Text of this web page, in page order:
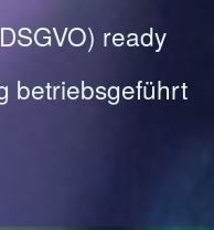
ready
betriebsgeführt